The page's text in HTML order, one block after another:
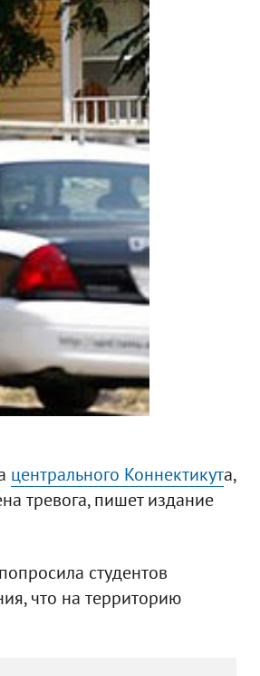
центрального Коннектикута,
тревога, пишет издание
студентов
что на территорию